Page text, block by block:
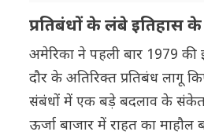
प्रतिबंधों के लंबे इतिहास
अमेरिका ने पहली बार 1979 की
दौर के अतिरिक्त प्रतिबंध लागू
संबंधों में एक बड़े बदलाव के संकेत
ऊर्जा बाजार में राहत का माहौल